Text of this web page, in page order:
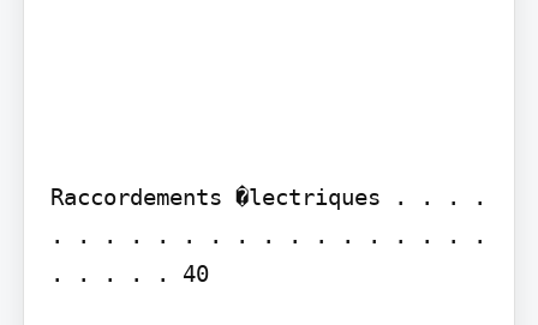
Raccordements �lectriques . . . .
. . . . . . . . . . . . . . . . .
. . . . . 40